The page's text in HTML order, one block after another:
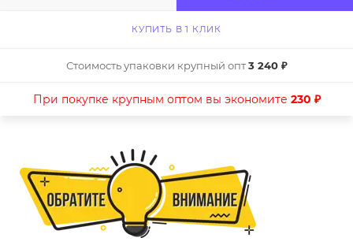
КУПИТЬ В 1 КЛИК
Стоимость упаковки крупный опт3 240 ₽
При покупке крупным оптом вы экономите 230 ₽